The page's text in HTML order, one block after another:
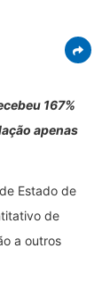
167%
apenas
Estado de
de
a outros